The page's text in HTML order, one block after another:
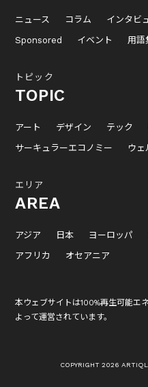
ニュース コラム インタビ
Sponsored
イベント 用語
トピック
TOPIC
アート デザイン テック
サーキュラーエコノミー
ウ
エリア
AREA
アジア 日本 ヨーロッパ
アフリカ
オセアニア
本ウェブサイトは100%再生可能エ
よって運営されています。
COPYRIGHT 2026 ARTIQL